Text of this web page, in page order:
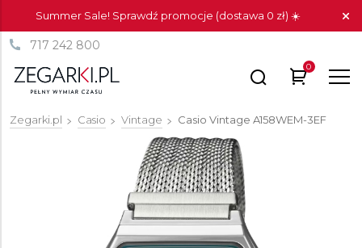
Summer Sale! Sprawdź promocje (dostawa 0 zł) ☀️
717 242 800
0
Zegarki.pl Casio Vintage Casio Vintage A158WEM-3EF